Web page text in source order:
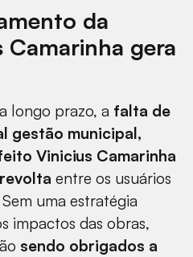
da
Camarinha gera
longo prazo, a falta de
gestão municipal,
Vinicius Camarinha
revolta entre os usuários
uma estratégia
impactos das obras,
sendo obrigados a